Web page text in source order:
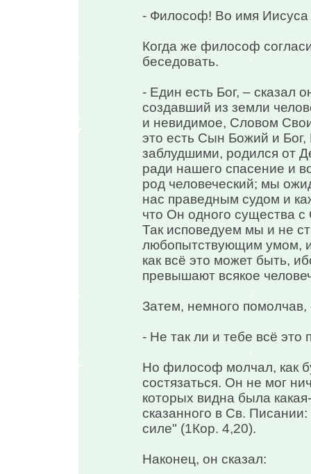
- Философ! Во имя Иисуса
Когда же философ
беседовать.
- Един есть Бог, – сказал
создавший из земли
и невидимое, Словом
это есть Сын Божий и
заблудшими, родился от
ради нашего спасение и
род человеческий; мы
нас праведным судом и
что Он одного существа
Так исповедуем мы и не
любопытствующим умом,
как всё это может быть,
превышают всякое
Затем, немного помолчав,
- Не так ли и тебе всё
Но философ молчал, как
состязаться. Он не мог
которых видна была
сказанного в Св.
силе" (1Кор. 4,20).
Наконец, он сказал: